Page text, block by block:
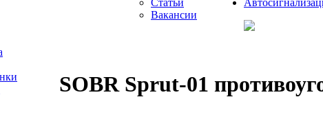
Статьи
Вакансии
SOBR Sprut-01